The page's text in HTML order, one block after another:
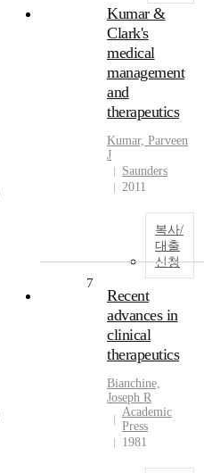
Kumar &
Clark's
medical
management
and
therapeutics
Kumar, Parveen
J
Saunders
2011
복사/
대출
신청
7
Recent
advances in
clinical
therapeutics
Bianchine,
Joseph R
Academic
Press
1981